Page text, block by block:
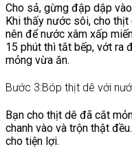
Cho sả, gừng đập dập
Khi thấy nước sôi, cho
nên để nước xâm xấp
15 phút thì tắt bếp, vớt ra
mỏng vừa ăn.
Bước 3:Bóp thịt dê với
Bạn cho thịt dê đã cắt
chanh vào và trộn thật
cho tiện lợi.